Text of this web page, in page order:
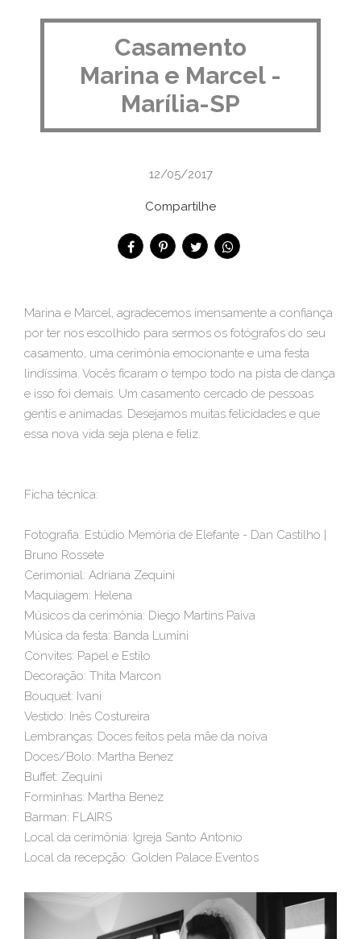
Casamento
Marina e Marcel -
Marília-SP
12/05/2017
Compartilhe
Marina e Marcel, agradecemos imensamente a confiança
por ter nos escolhido para sermos os fotógrafos do seu
casamento, uma cerimônia emocionante e uma festa
lindíssima. Vocês ficaram o tempo todo na pista de dança
e isso foi demais. Um casamento cercado de pessoas
gentis e animadas. Desejamos muitas felicidades e que
essa nova vida seja plena e feliz.
Ficha técnica:
Fotografia: Estúdio Memória de Elefante - Dan Castilho |
Bruno Rossete
Cerimonial: Adriana Zequini
Maquiagem: Helena
Músicos da cerimônia: Diego Martins Paiva
Música da festa: Banda Lumini
Convites: Papel e Estilo
Decoração: Thita Marcon
Bouquet: Ivani
Vestido: Inês Costureira
Lembranças: Doces feitos pela mãe da noiva
Doces/Bolo: Martha Benez
Buffet: Zequini
Forminhas: Martha Benez
Barman: FLAIRS
Local da cerimônia: Igreja Santo Antonio
Local da recepção: Golden Palace Eventos